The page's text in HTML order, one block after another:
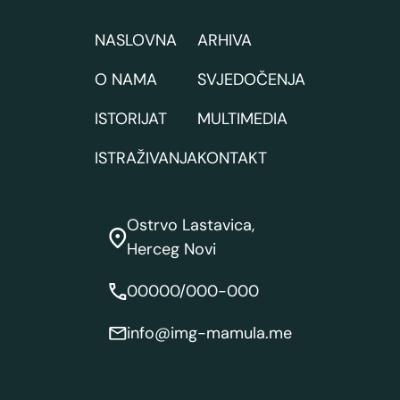
NASLOVNA
O NAMA
ISTORIJAT
ISTRAŽIVANJA
ARHIVA
SVJEDOČENJA
MULTIMEDIA
KONTAKT
Ostrvo Lastavica,
Herceg Novi
00000/000-000
info@img-mamula.me